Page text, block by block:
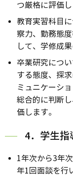
つ厳格に評価し
教育実習科目
察力、勤務態
して、学修成
卒業研究につ
する態度、探
ミュニケーシ
総合的に判断
価します。
4．学生指
1年次から3年
年1回面談を行